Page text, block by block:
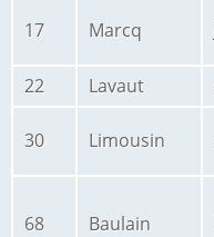
17 Marcq
22 Lavaut
30 Limousin
68 Baulain